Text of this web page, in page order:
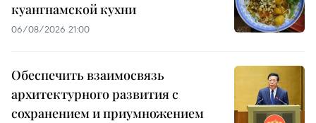
куангнамской кухни
06/08/2026 21:00
Обеспечить взаимосвязь
архитектурного развития с
сохранением и приумножением